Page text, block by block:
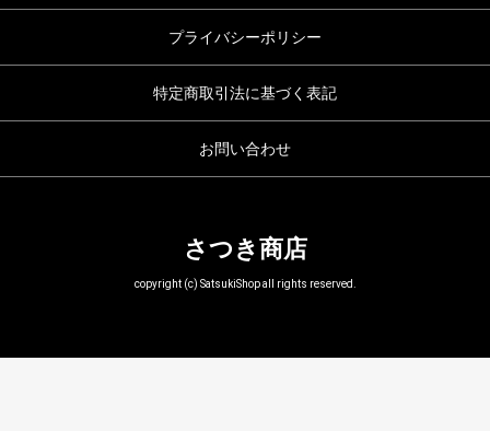
プライバシーポリシー
特定商取引法に基づく表記
お問い合わせ
さつき商店
copyright (c) SatsukiShop all rights reserved.